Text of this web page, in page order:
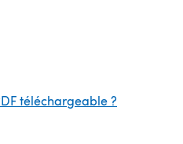
téléchargeable ?